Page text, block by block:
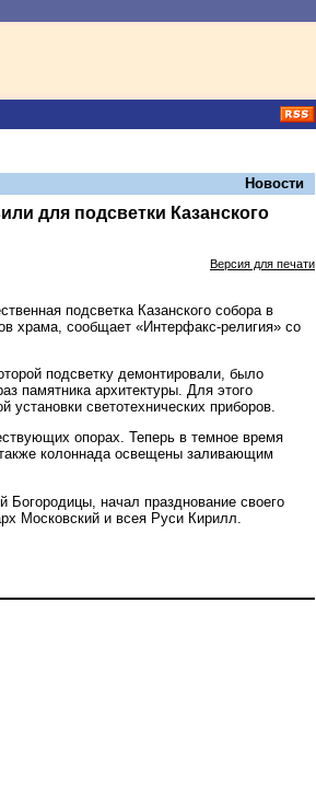
Новости
для подсветки Казанского
Версия для печати
подсветка Казанского собора в
храма, сообщает «Интерфакс-религия» со
подсветку демонтировали, было
памятника архитектуры. Для этого
светотехнических приборов.
опорах. Теперь в темное время
колоннада освещены заливающим
Богородицы, начал празднование своего
Московский и всея Руси Кирилл.